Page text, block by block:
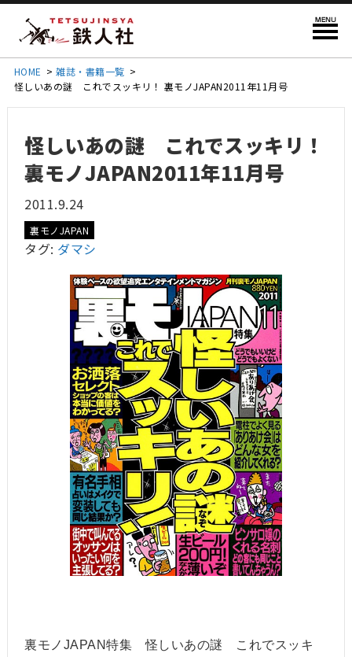
HOME > 雑誌・書籍一覧 >
怪しいあの謎 これでスッキリ！ 裏モノJAPAN2011年11月号
怪しいあの謎 これでスッキリ！
裏モノJAPAN2011年11月号
2011.9.24
裏モノJAPAN
タグ: ダマシ
裏モノJAPAN特集 怪しいあの謎 これでスッキ